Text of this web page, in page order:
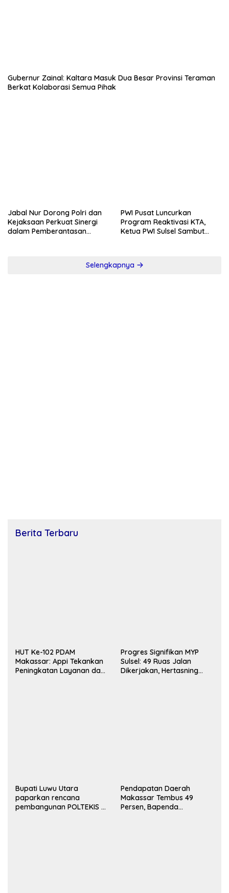
Gubernur Zainal: Kaltara Masuk Dua Besar Provinsi Teraman
Berkat Kolaborasi Semua Pihak
Jabal Nur Dorong Polri dan
Kejaksaan Perkuat Sinergi
dalam Pemberantasan
PWI Pusat Luncurkan
Program Reaktivasi KTA,
Ketua PWI Sulsel Sambut
Selengkapnya
Berita Terbaru
HUT Ke-102 PDAM
Makassar: Appi Tekankan
Peningkatan Layanan dan
Progres Signifikan MYP
Sulsel: 49 Ruas Jalan
Dikerjakan, Hertasning
Bupati Luwu Utara
paparkan rencana
pembangunan POLTEKIS di
Pendapatan Daerah
Makassar Tembus 49
Persen, Bapenda